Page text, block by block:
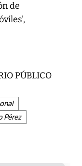
de
PÚBLICO
Pérez